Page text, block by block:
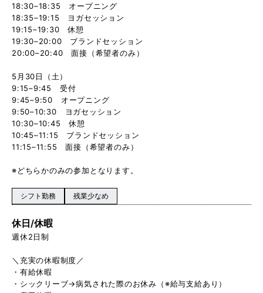
18:30–18:35 オープニング
18:35–19:15 ヨガセッション
19:15–19:30 休憩
19:30–20:00 ブランドセッション
20:00–20:40 面接（希望者のみ）
5月30日（土）
9:15–9:45 受付
9:45–9:50 オープニング
9:50–10:30 ヨガセッション
10:30–10:45 休憩
10:45–11:15 ブランドセッション
11:15–11:55 面接（希望者のみ）
※どちらかのみの参加となります。
シフト勤務 残業少なめ
休日/休暇
週休2日制
＼充実の休暇制度／
・有給休暇
・シックリーブ→病気された際のお休み（※給与支給あり）